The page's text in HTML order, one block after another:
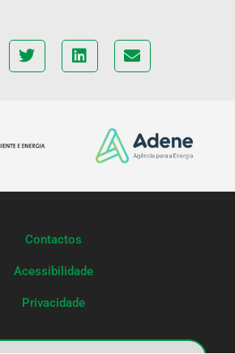
Contactos
Acessibilidade
Privacidade